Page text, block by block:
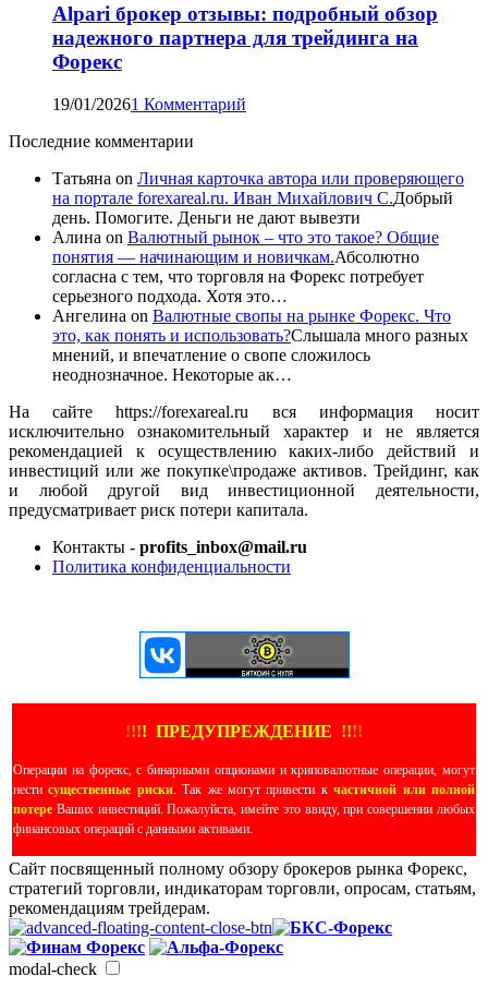
Alpari брокер отзывы: подробный обзор
надежного партнера для трейдинга на
Форекс
19/01/20261 Комментарий
Последние комментарии
Татьяна on Личная карточка автора или проверяющего
на портале forexareal.ru. Иван Михайлович С.Добрый
день. Помогите. Деньги не дают вывезти
Алина on Валютный рынок – что это такое? Общие
понятия — начинающим и новичкам.Абсолютно
согласна с тем, что торговля на Форекс потребует
серьезного подхода. Хотя это…
Ангелина on Валютные свопы на рынке Форекс. Что
это, как понять и использовать?Слышала много разных
мнений, и впечатление о свопе сложилось
неоднозначное. Некоторые ак…
На сайте https://forexareal.ru вся информация носит
исключительно ознакомительный характер и не является
рекомендацией к осуществлению каких-либо действий и
инвестиций или же покупке\продаже активов. Трейдинг, как
и любой другой вид инвестиционной деятельности,
предусматривает риск потери капитала.
Контакты - profits_inbox@mail.ru
Политика конфиденциальности
!!!! ПРЕДУПРЕЖДЕНИЕ !!!!
Операции на форекс, с бинарными опционами и криповалютные операции, могут
нестисущественные риски. Так же могут привести кчастичной или полной
потере Ваших инвестиций. Пожалуйста, имейте это ввиду, при совершении любых
финансовых операций с данными активами.
Сайт посвященный полному обзору брокеров рынка Форекс,
стратегий торговли, индикаторам торговли, опросам, статьям,
рекомендациям трейдерам.
modal-check